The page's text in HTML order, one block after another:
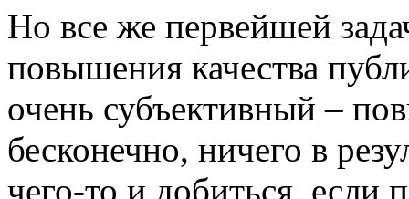
Но все же первейшей
повышения качества
очень субъективный –
бесконечно, ничего в
чего-то и добиться, если